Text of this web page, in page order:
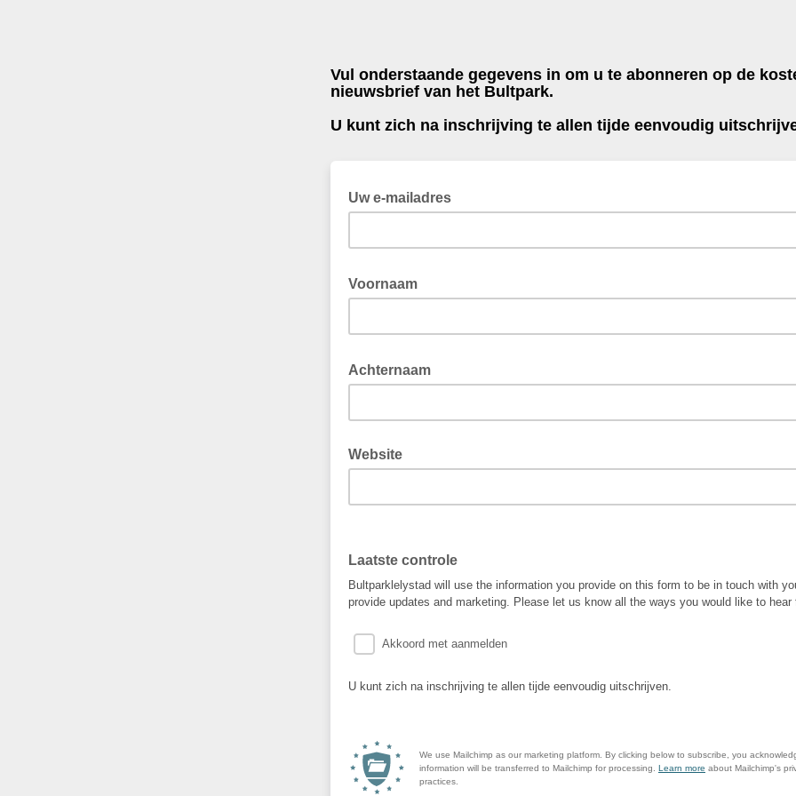
Vul onderstaande gegevens in om u te abonneren op de
nieuwsbrief van het Bultpark.
U kunt zich na inschrijving te allen tijde eenvoudig
Uw e-mailadres
Voornaam
Achternaam
Website
Laatste controle
Bultparklelystad will use the information you provide on this form to be in touch with
provide updates and marketing. Please let us know all the ways you would like to hear
Akkoord met aanmelden
U kunt zich na inschrijving te allen tijde eenvoudig uitschrijven.
We use Mailchimp as our marketing platform. By clicking below to subscribe, you
information will be transferred to Mailchimp for processing. Learn more about Mailchimp's
practices.